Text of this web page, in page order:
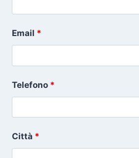
Email *
Telefono *
Città *